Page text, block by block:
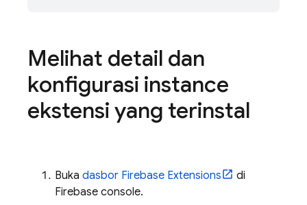
Melihat detail dan
konfigurasi instance
ekstensi yang terinstal
Buka dasbor Firebase Extensions
di
Firebase console.